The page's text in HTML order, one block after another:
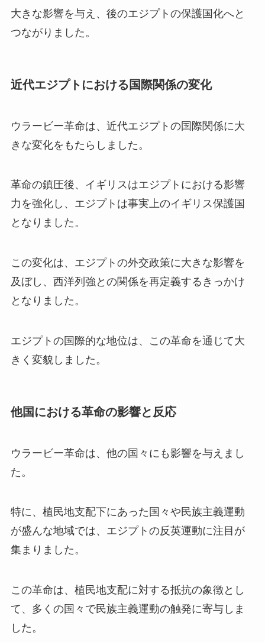
大きな影響を与え、後のエジプトの保護国化へと
つながりました。
近代エジプトにおける国際関係の変化
ウラービー革命は、近代エジプトの国際関係に大
きな変化をもたらしました。
革命の鎮圧後、イギリスはエジプトにおける影響
力を強化し、エジプトは事実上のイギリス保護国
となりました。
この変化は、エジプトの外交政策に大きな影響を
及ぼし、西洋列強との関係を再定義するきっかけ
となりました。
エジプトの国際的な地位は、この革命を通じて大
きく変貌しました。
他国における革命の影響と反応
ウラービー革命は、他の国々にも影響を与えまし
た。
特に、植民地支配下にあった国々や民族主義運動
が盛んな地域では、エジプトの反英運動に注目が
集まりました。
この革命は、植民地支配に対する抵抗の象徴とし
て、多くの国々で民族主義運動の触発に寄与しま
した。